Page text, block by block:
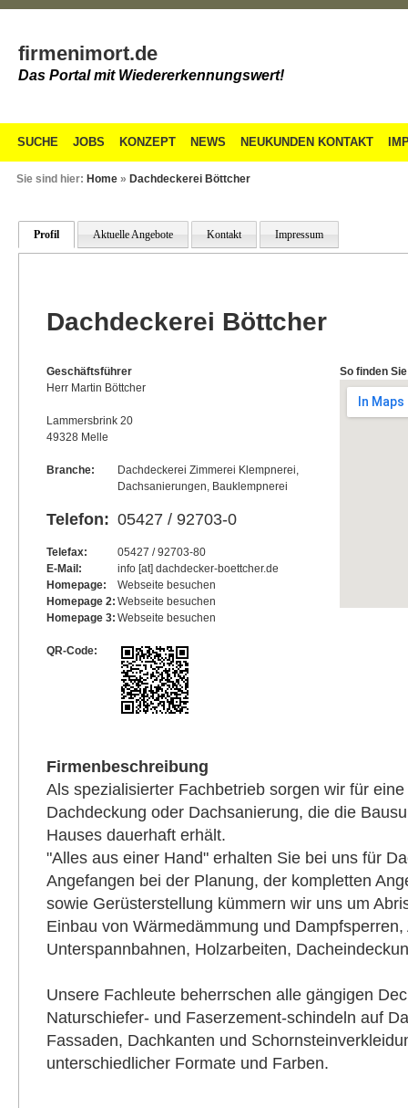
firmenimort.de
Das Portal mit Wiedererkennungswert!
SUCHE JOBS KONZEPT NEWS NEUKUNDEN KONTAKT
Sie sind hier: Home » Dachdeckerei Böttcher
Profil Aktuelle Angebote Kontakt Impressum
Dachdeckerei Böttcher
Geschäftsführer
Herr Martin Böttcher
Lammersbrink 20
49328 Melle
Branche:
Dachdeckerei Zimmerei Klempnerei,
Dachsanierungen, Bauklempnerei
Telefon: 05427 / 92703-0
Telefax:
05427 / 92703-80
E-Mail:
info [at] dachdecker-boettcher.de
Homepage:
Webseite besuchen
Homepage 2: Webseite besuchen
Homepage 3: Webseite besuchen
QR-Code:
So finden
Firmenbeschreibung
Als spezialisierter Fachbetrieb sorgen wir für
Dachdeckung oder Dachsanierung, die die
Hauses dauerhaft erhält.
"Alles aus einer Hand" erhalten Sie bei uns für
Angefangen bei der Planung, der kompletten
sowie Gerüsterstellung kümmern wir uns um
Einbau von Wärmedämmung und
Unterspannbahnen, Holzarbeiten,
Unsere Fachleute beherrschen alle gängigen
Naturschiefer- und Faserzement-schindeln auf
Fassaden, Dachkanten und
unterschiedlicher Formate und Farben.